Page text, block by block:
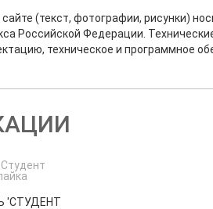
(текст, фотографии, рисунки)
Российской Федерации.
техническое и программное
'СТУДЕНТ